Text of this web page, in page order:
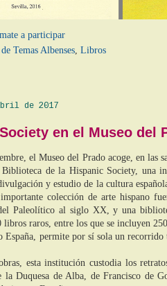
a participar
Temas Albenses, Libros
de 2017
en el Museo del
el Museo del Prado acoge, en
de la Hispanic Society, una
y estudio de la cultura
colección de arte hispano
Paleolítico al siglo XX, y una
libros raros, entre los que se incluyen
España, permite por sí sola un
esta institución custodia los
Duquesa de Alba, de Francisco de